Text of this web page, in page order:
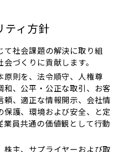
ティ方針
て社会課題の解決に取り組
づくりに貢献します。
原則を、法令順守、人権尊
和、公平・公正な取引、お客
頼、適正な情報開示、会社情
保護、環境および安全、と定
業員共通の価値観として行動
株主、サプライヤーおよび取